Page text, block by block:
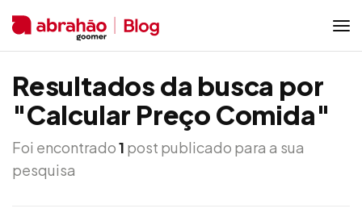
Resultados da busca por
"Calcular Preço Comida"
Foi encontrado1 post publicado para a sua
pesquisa